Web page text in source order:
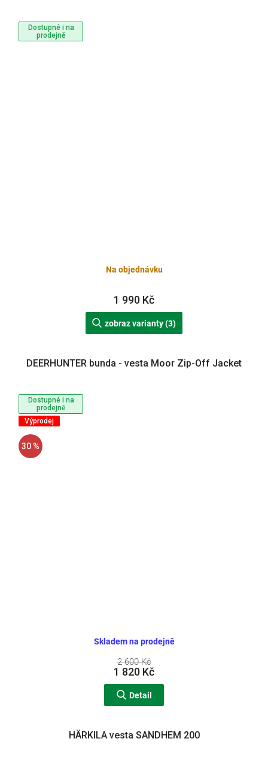
Dostupné i na
prodejně
Na objednávku
1 990 Kč
zobraz varianty (3)
Dostupné i na
prodejně
Výprodej
30 %
DEERHUNTER bunda - vesta Moor Zip-Off Jacket
Skladem na prodejně
2 600 Kč
1 820 Kč
Detail
HÄRKILA vesta SANDHEM 200